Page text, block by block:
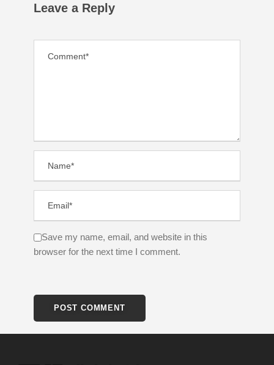
Leave a Reply
Save my name, email, and website in this
browser for the next time I comment.